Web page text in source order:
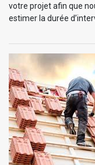
votre projet afin que
estimer la durée